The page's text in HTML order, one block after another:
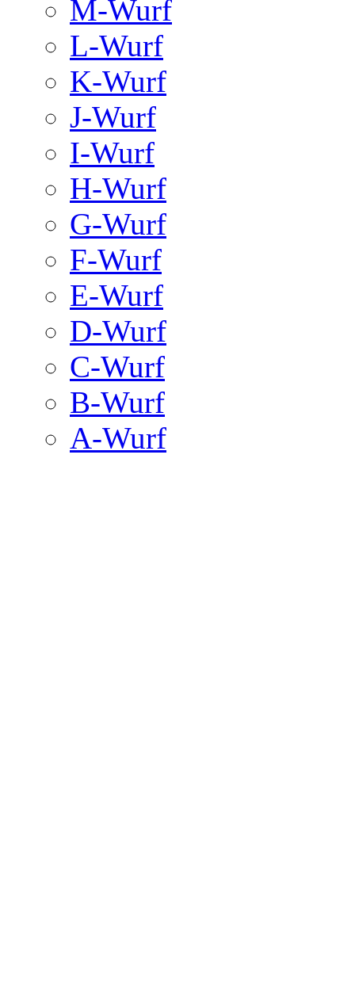
M-Wurf
L-Wurf
K-Wurf
J-Wurf
I-Wurf
H-Wurf
G-Wurf
F-Wurf
E-Wurf
D-Wurf
C-Wurf
B-Wurf
A-Wurf